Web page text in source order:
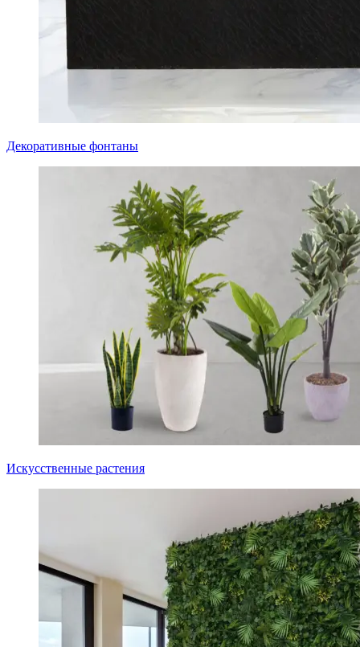
Декоративные фонтаны
Искусственные растения